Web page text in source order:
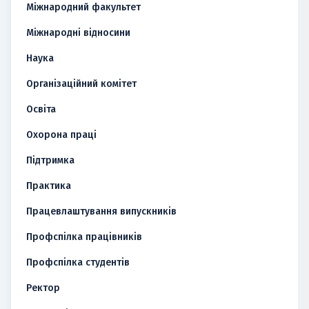
Міжнародний факультет
Міжнародні відносини
Наука
Організаційний комітет
Освіта
Охорона праці
Підтримка
Практика
Працевлаштування випускників
Профспілка працівників
Профспілка студентів
Ректор